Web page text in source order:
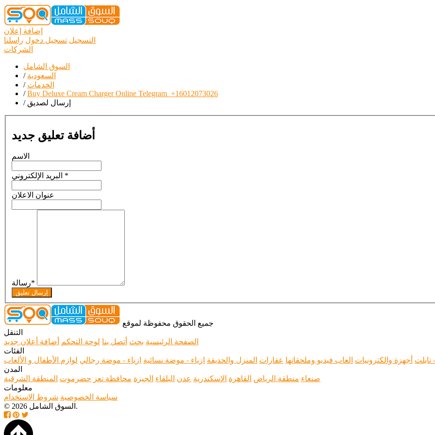
إضافة إعلان
التسجيل تسجيل دخول راسلنا
الشركات
السوق الشامل
/ السعودية
/ الخدمات
/Buy Deluxe Cream Charger Online Telegram_+16012073026
/ إرسال لصديق
أضافة تعليق جديد
الاسم
*
عنوان الاعلان
رسالة*
إرسال تعليق
جميع الحقوق محفوظة لموقع
التنقل
الصفحة الرئيسية بحث أتصل بنا لوحة التحكم أضافة أعلان جديد
الفئات
تابلت أجهزة والكترونيات العاب فيديو وملحقاتها عقارات المنزل والحديقة ازياء - موضة نسائية ازياء - موضة رجالي لوازم الأطفال و الألعاب
المدن
صنعاء منطقة الرياض القاهرة الإسكندرية عدن البلقاء الجيزة محافظة تعز حضرموت المنطقة الشرقية
معلومات
سياسة الخصوصية شروط الاستخدام
© 2026 السوق الشامل.